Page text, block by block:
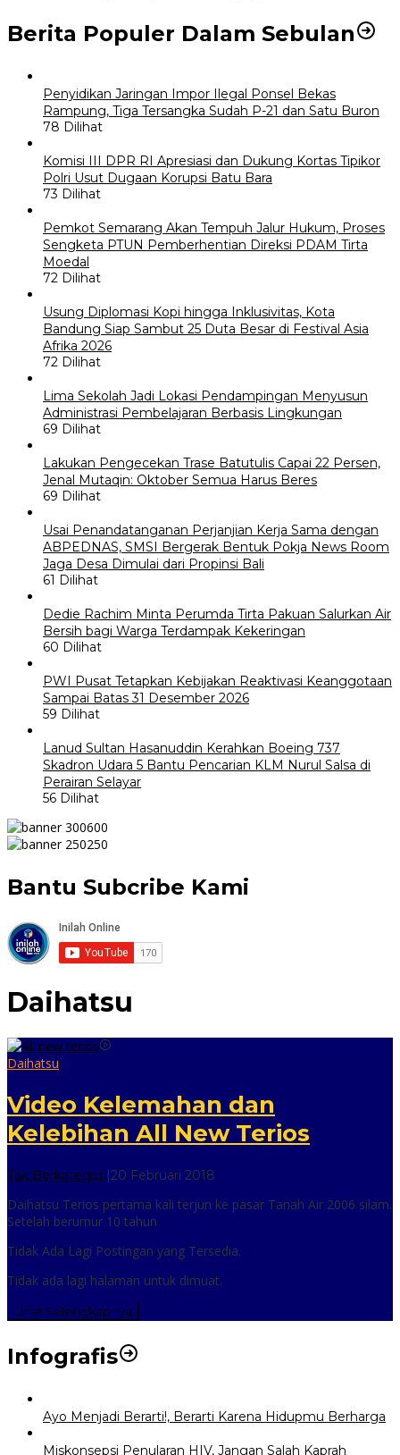
Berita Populer Dalam Sebulan
Penyidikan Jaringan Impor Ilegal Ponsel Bekas
Rampung, Tiga Tersangka Sudah P-21 dan Satu Buron
78 Dilihat
Komisi III DPR RI Apresiasi dan Dukung Kortas Tipikor
Polri Usut Dugaan Korupsi Batu Bara
73 Dilihat
Pemkot Semarang Akan Tempuh Jalur Hukum, Proses
Sengketa PTUN Pemberhentian Direksi PDAM Tirta
Moedal
72 Dilihat
Usung Diplomasi Kopi hingga Inklusivitas, Kota
Bandung Siap Sambut 25 Duta Besar di Festival Asia
Afrika 2026
72 Dilihat
Lima Sekolah Jadi Lokasi Pendampingan Menyusun
Administrasi Pembelajaran Berbasis Lingkungan
69 Dilihat
Lakukan Pengecekan Trase Batutulis Capai 22 Persen,
Jenal Mutaqin: Oktober Semua Harus Beres
69 Dilihat
Usai Penandatanganan Perjanjian Kerja Sama dengan
ABPEDNAS, SMSI Bergerak Bentuk Pokja News Room
Jaga Desa Dimulai dari Propinsi Bali
61 Dilihat
Dedie Rachim Minta Perumda Tirta Pakuan Salurkan Air
Bersih bagi Warga Terdampak Kekeringan
60 Dilihat
PWI Pusat Tetapkan Kebijakan Reaktivasi Keanggotaan
Sampai Batas 31 Desember 2026
59 Dilihat
Lanud Sultan Hasanuddin Kerahkan Boeing 737
Skadron Udara 5 Bantu Pencarian KLM Nurul Salsa di
Perairan Selayar
56 Dilihat
Bantu Subcribe Kami
Daihatsu
Daihatsu
Video Kelemahan dan
Kelebihan All New Terios
Tak Berkategori|20 Februari 2018
online
Daihatsu Terios pertama kali terjun ke pasar Tanah Air 2006 silam.
Setelah berumur 10 tahun
Tidak Ada Lagi Postingan yang Tersedia.
Tidak ada lagi halaman untuk dimuat.
Lihat Selengkapnya
Infografis
Ayo Menjadi Berarti!, Berarti Karena Hidupmu Berharga
Miskonsepsi Penularan HIV, Jangan Salah Kaprah